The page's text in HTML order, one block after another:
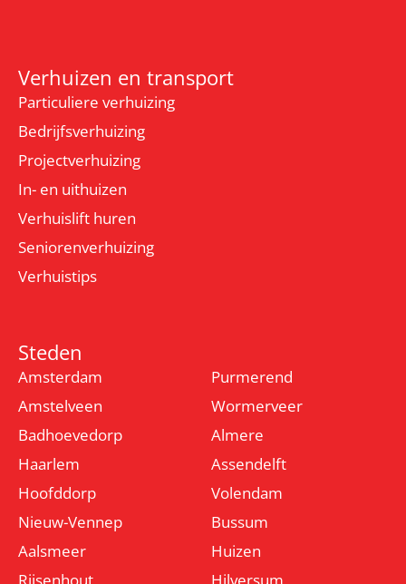
Verhuizen en transport
Particuliere verhuizing
Bedrijfsverhuizing
Projectverhuizing
In- en uithuizen
Verhuislift huren
Seniorenverhuizing
Verhuistips
Steden
Amsterdam
Amstelveen
Badhoevedorp
Haarlem
Hoofddorp
Nieuw-Vennep
Aalsmeer
Rijsenhout
Purmerend
Wormerveer
Almere
Assendelft
Volendam
Bussum
Huizen
Hilversum